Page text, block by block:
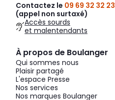
Contactez le 09 69 32 32 23
(appel non surtaxé)
Accès sourds
et malentendants
À propos de Boulanger
Qui sommes nous
Plaisir partagé
L'espace Presse
Nos services
Nos marques Boulanger